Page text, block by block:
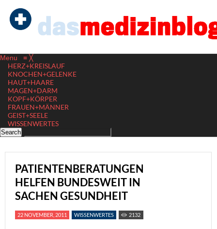
Menu ≡ ╳
HERZ+KREISLAUF
KNOCHEN+GELENKE
HAUT+HAARE
MAGEN+DARM
KOPF+KÖRPER
FRAUEN+MÄNNER
GEIST+SEELE
WISSENWERTES
PATIENTENBERATUNGEN
HELFEN BUNDESWEIT IN
SACHEN GESUNDHEIT
22 NOVEMBER, 2011 WISSENWERTES 2132